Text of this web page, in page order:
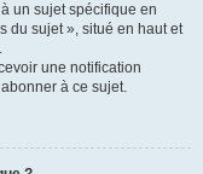
un sujet spécifique en
du sujet », situé en haut et
une notification
à ce sujet.